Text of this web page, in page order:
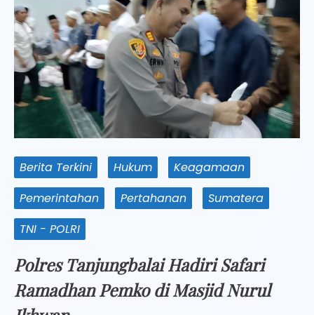
Berita Terkini Hukum
Keagamaan
Pemerintahan
Pertahanan
Sumatera
TNI - POLRI
Polres Tanjungbalai Hadiri Safari
Ramadhan Pemko di Masjid Nurul